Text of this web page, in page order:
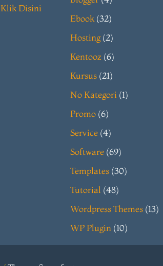
Klik Disini
Ebook (32)
Hosting(2)
Kentooz (6)
Kursus (21)
No Kategori (1)
Promo (6)
Service (4)
Software (69)
Templates (30)
Tutorial (48)
Wordpress Themes (13)
WP Plugin (10)